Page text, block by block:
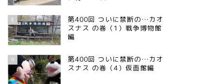
8
第400回 ついに禁断の…カオ
スナス の巻（1）戦争博物館
編
9
第400回 ついに禁断の…カオ
スナス の巻（4）仮面館編